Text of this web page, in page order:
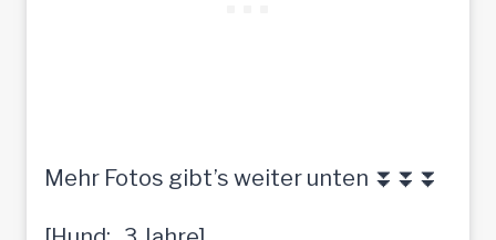
Mehr Fotos gibt’s weiter unten ⏬⏬⏬